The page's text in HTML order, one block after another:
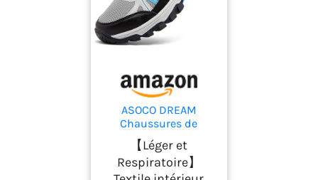
ASOCO DREAM
Chaussures de
Randonnée Homme
Femme Antidérapant
Chaussures de
【Léger et
Respiratoire】